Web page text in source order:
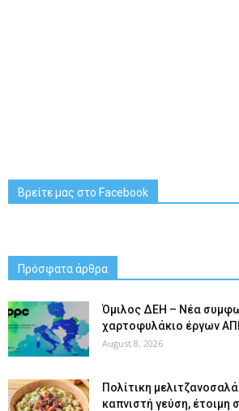
Βρείτε μας στο Facebook
Πρόσφατα άρθρα
Όμιλος ΔΕΗ – Νέα
χαρτοφυλάκιο έργων
August 8, 2026
Πολίτικη
καπνιστή γεύση, έτοιμη